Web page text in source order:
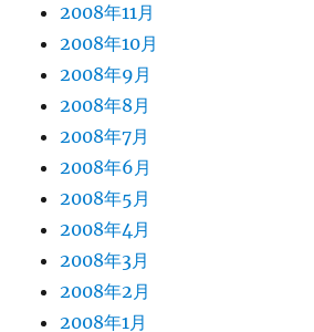
2008年11月
2008年10月
2008年9月
2008年8月
2008年7月
2008年6月
2008年5月
2008年4月
2008年3月
2008年2月
2008年1月